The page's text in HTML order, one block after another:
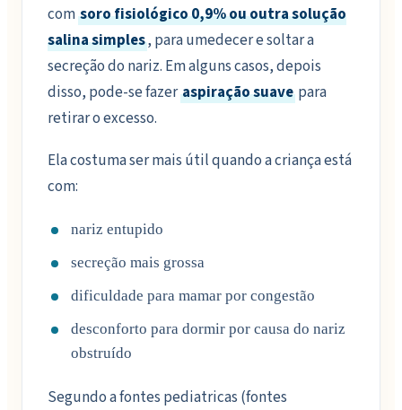
com soro fisiológico 0,9% ou outra solução
salina simples, para umedecer e soltar a
secreção do nariz. Em alguns casos, depois
disso, pode-se fazeraspiração suave para
retirar o excesso.
Ela costuma ser mais útil quando a criança está
com:
nariz entupido
secreção mais grossa
dificuldade para mamar por congestão
desconforto para dormir por causa do nariz
obstruído
Segundo a fontes pediatricas (fontes